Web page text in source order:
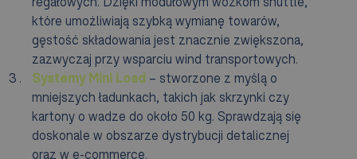
które umożliwiają szybką wymianę towarów,
gęstość składowania jest znacznie zwiększona,
zazwyczaj przy wsparciu wind transportowych.
Systemy Mini Load – stworzone z myślą o
mniejszych ładunkach, takich jak skrzynki czy
kartony o wadze do około 50 kg. Sprawdzają się
doskonale w obszarze dystrybucji detalicznej
oraz w e-commerce.